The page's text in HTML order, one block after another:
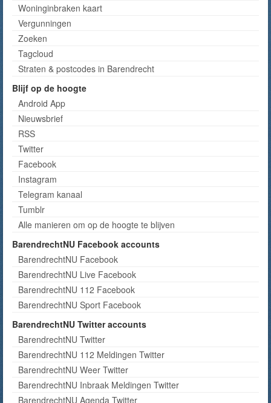
Woninginbraken kaart
Vergunningen
Zoeken
Tagcloud
Straten & postcodes in Barendrecht
Blijf op de hoogte
Android App
Nieuwsbrief
RSS
Twitter
Facebook
Instagram
Telegram kanaal
Tumblr
Alle manieren om op de hoogte te blijven
BarendrechtNU Facebook accounts
BarendrechtNU Facebook
BarendrechtNU Live Facebook
BarendrechtNU 112 Facebook
BarendrechtNU Sport Facebook
BarendrechtNU Twitter accounts
BarendrechtNU Twitter
BarendrechtNU 112 Meldingen Twitter
BarendrechtNU Weer Twitter
BarendrechtNU Inbraak Meldingen Twitter
BarendrechtNU Agenda Twitter